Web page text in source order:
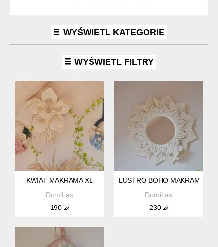
WYŚWIETL KATEGORIE
WYŚWIETL FILTRY
KWIAT MAKRAMA XL
DomiLas
190 zł
LUSTRO BOHO MAKRAMOWA
DomiLas
230 zł